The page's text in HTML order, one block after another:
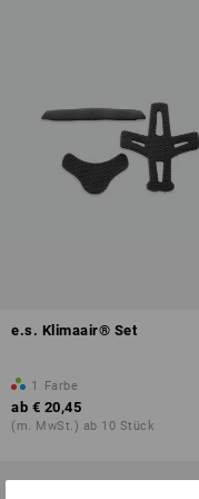
e.s. Klimaair® Set
1 Farbe
ab € 20,45
(m. MwSt.) ab 10 Stück